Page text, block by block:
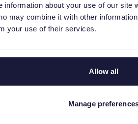
information about your use of our site
may combine it with other
your use of their services.
Allow all
Manage